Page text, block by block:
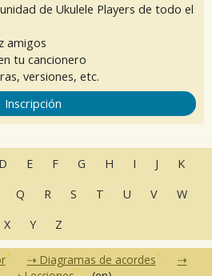
de Ukulele Players de todo el
amigos
tu cancionero
versiones, etc.
Inscripción
D E F G H I J
K
Q R S T U V
W
X
Y Z
Diagramas de acordes